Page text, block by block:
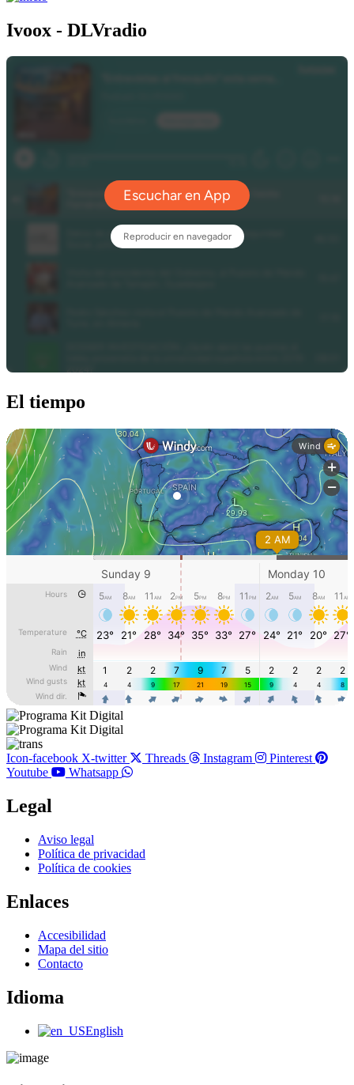
Ivoox - DLVradio
El tiempo
Icon-facebook X-twitter Threads Instagram
Pinterest
Youtube
Whatsapp
Legal
Main
Menu
Aviso legal
Política de privacidad
Política de cookies
Enlaces
Main
Menu
Accesibilidad
Mapa del sitio
Contacto
Idioma
Main
English